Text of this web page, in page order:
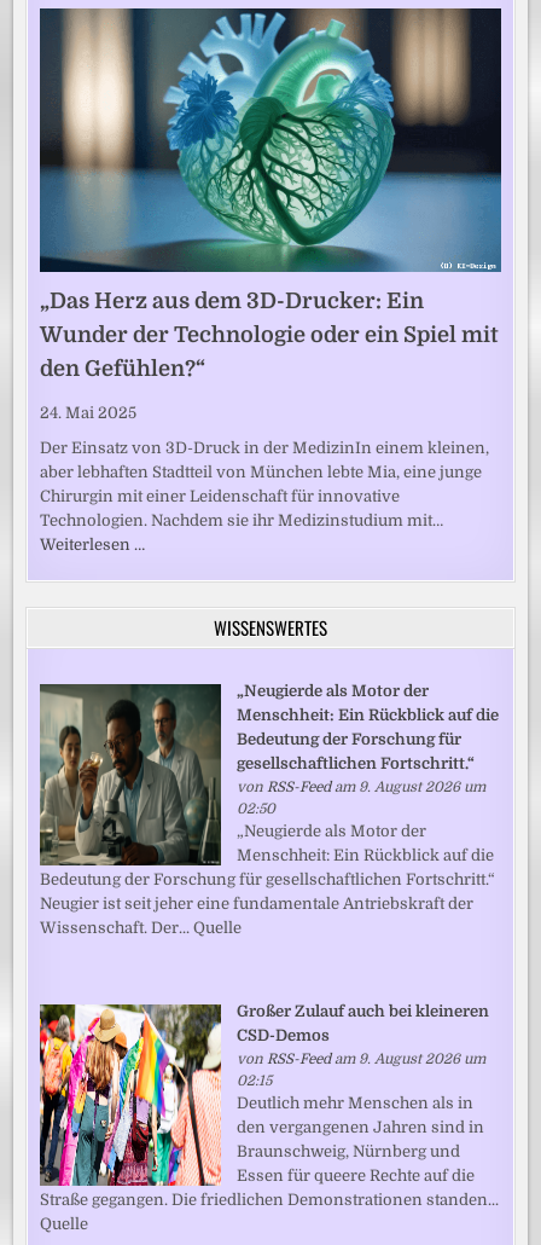
„Das Herz aus dem 3D-Drucker: Ein
Wunder der Technologie oder ein Spiel mit
den Gefühlen?“
24. Mai 2025
Der Einsatz von 3D-Druck in der MedizinIn einem kleinen,
aber lebhaften Stadtteil von München lebte Mia, eine junge
Chirurgin mit einer Leidenschaft für innovative
Technologien. Nachdem sie ihr Medizinstudium mit…
Weiterlesen …
WISSENSWERTES
„Neugierde als Motor der
Menschheit: Ein Rückblick auf die
Bedeutung der Forschung für
gesellschaftlichen Fortschritt.“
vonRSS-Feedam 9. August 2026 um
02:50
„Neugierde als Motor der
Menschheit: Ein Rückblick auf die
Bedeutung der Forschung für gesellschaftlichen Fortschritt.“
Neugier ist seit jeher eine fundamentale Antriebskraft der
Wissenschaft. Der... Quelle
Großer Zulauf auch bei kleineren
CSD-Demos
vonRSS-Feedam 9. August 2026 um
02:15
Deutlich mehr Menschen als in
den vergangenen Jahren sind in
Braunschweig, Nürnberg und
Essen für queere Rechte auf die
Straße gegangen. Die friedlichen Demonstrationen standen...
Quelle